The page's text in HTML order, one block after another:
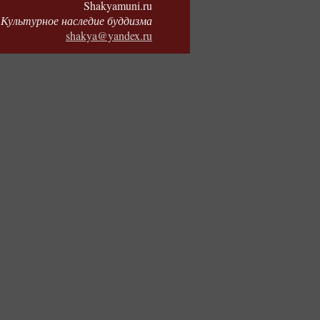
Shakyamuni.ru
Культурное наследие буддизма
shakya@yandex.ru